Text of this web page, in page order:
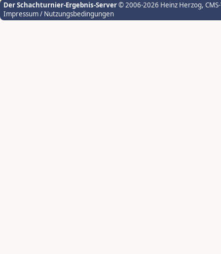
Der Schachturnier-Ergebnis-Server© 2006-2026 Heinz Herzog,
Impressum / Nutzungsbedingungen